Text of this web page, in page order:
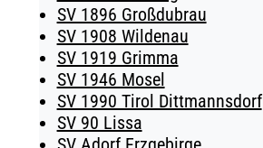
SV 1896 Großdubrau
SV 1908 Wildenau
SV 1919 Grimma
SV 1946 Mosel
SV 1990 Tirol Dittmannsdorf
SV 90 Lissa